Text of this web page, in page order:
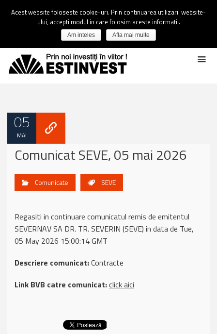
05
MAI
Comunicat SEVE, 05 mai 2026
Comunicate SEVE
Regasiti in continuare comunicatul remis de emitentul
SEVERNAV SA DR. TR. SEVERIN (SEVE) in data de Tue,
05 May 2026 15:00:14 GMT
Descriere comunicat:Contracte
Link BVB catre comunicat:click aici
Acest website foloseste cookie-uri. Prin continuarea utilizarii website-
ului, accepti modul in care folosim aceste informatii.
Am inteles Afla mai multe